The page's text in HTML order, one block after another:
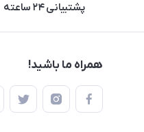
پشتیبانی ۲۴ ساعته
همراه ما باشید!